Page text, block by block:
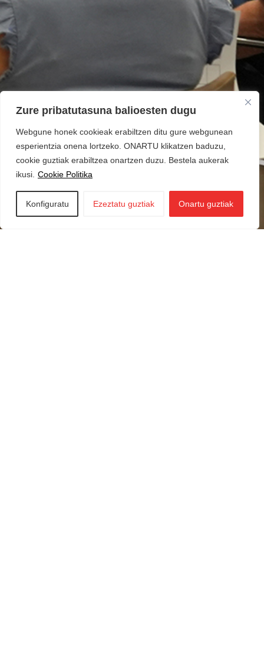
Zure pribatutasuna balioesten dugu
Webgune honek cookieak erabiltzen ditu gure webgunean
esperientzia onena lortzeko. ONARTU klikatzen baduzu,
cookie guztiak erabiltzea onartzen duzu. Bestela aukerak
ikusi. Cookie Politika
Konfiguratu Ezeztatu guztiak Onartu guztiak